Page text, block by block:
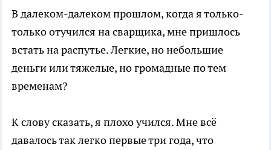
В далеком-далеком прошлом, когда я только-
только отучился на сварщика, мне пришлось
встать на распутье. Легкие, но небольшие
деньги или тяжелые, но громадные по тем
временам?
К слову сказать, я плохо учился. Мне всё
давалось так легко первые три года, что